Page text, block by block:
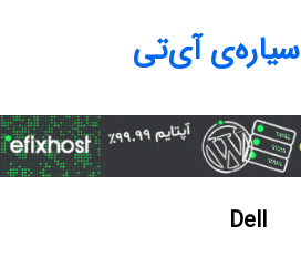
سیاره‌ی آی‌تی
Dell